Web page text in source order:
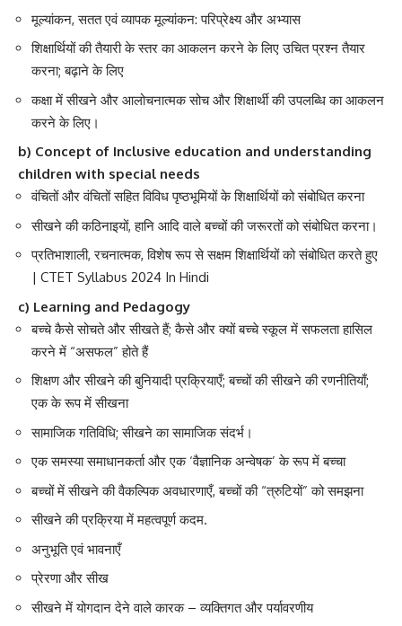
मूल्यांकन, सतत एवं व्यापक मूल्यांकन: परिप्रेक्ष्य और अभ्यास
शिक्षार्थियों की तैयारी के स्तर का आकलन करने के लिए उचित प्रश्न तैयार
करना; बढ़ाने के लिए
कक्षा में सीखने और आलोचनात्मक सोच और शिक्षार्थी की उपलब्धि का आकलन
करने के लिए।
b) Concept of Inclusive education and understanding
children with special needs
वंचितों और वंचितों सहित विविध पृष्ठभूमियों के शिक्षार्थियों को संबोधित करना
सीखने की कठिनाइयों, हानि आदि वाले बच्चों की जरूरतों को संबोधित करना।
प्रतिभाशाली, रचनात्मक, विशेष रूप से सक्षम शिक्षार्थियों को संबोधित करते हुए
| CTET Syllabus 2024 In Hindi
c) Learning and Pedagogy
बच्चे कैसे सोचते और सीखते हैं; कैसे और क्यों बच्चे स्कूल में सफलता हासिल
करने में “असफल” होते हैं
शिक्षण और सीखने की बुनियादी प्रक्रियाएँ; बच्चों की सीखने की रणनीतियाँ;
एक के रूप में सीखना
सामाजिक गतिविधि; सीखने का सामाजिक संदर्भ।
एक समस्या समाधानकर्ता और एक ‘वैज्ञानिक अन्वेषक’ के रूप में बच्चा
बच्चों में सीखने की वैकल्पिक अवधारणाएँ, बच्चों की “त्रुटियों” को समझना
सीखने की प्रक्रिया में महत्वपूर्ण कदम.
अनुभूति एवं भावनाएँ
प्रेरणा और सीख
सीखने में योगदान देने वाले कारक – व्यक्तिगत और पर्यावरणीय